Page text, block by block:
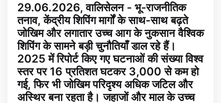
29.06.2026, वालिसेलन - भू-राजनीतिक
तनाव, केंद्रीय शिपिंग मार्गों के साथ-साथ बढ़ते
जोखिम और लगातार उच्च आग के नुकसान वैश्विक
शिपिंग के सामने बड़ी चुनौतियाँ डाल रहे हैं।
2025 में रिपोर्ट किए गए घटनाओं की संख्या विश्व
स्तर पर 16 प्रतिशत घटकर 3,000 से कम हो
गई, फिर भी जोखिम परिदृश्य अधिक जटिल और
अस्थिर बना रहता है। जहाजों और माल के उच्च